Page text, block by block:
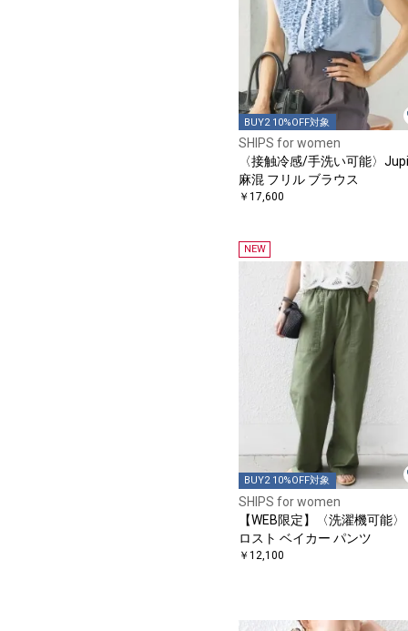
BUY2 10%OFF対象
SHIPS for women
〈接触冷感/手洗い可能〉
麻混 フリル ブラウス
￥17,600
NEW
BUY2 10%OFF対象
SHIPS for women
【WEB限定】〈洗濯機可能
ロスト ベイカー パンツ
￥12,100